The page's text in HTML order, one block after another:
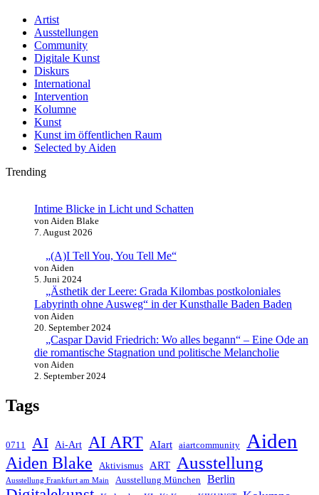
Artist
Ausstellungen
Community
Digitale Kunst
Diskurs
International
Intervention
Kolumne
Kunst
Kunst im öffentlichen Raum
Selected by Aiden
Trending
Intime Blicke in Licht und Schatten
von Aiden Blake
7. August 2026
„(A)I Tell You, You Tell Me“
von Aiden
5. Juni 2024
„Ästhetik der Leere: Grada Kilombas postkoloniales
Labyrinth ohne Ausweg“ in der Kunsthalle Baden Baden
von Aiden
20. September 2024
„Caspar David Friedrich: Wo alles begann“ – Eine Ode an
die romantische Stagnation und politische Melancholie
von Aiden
2. September 2024
Tags
0711 AI Ai-Art AI ART AIart aiartcommunity Aiden
Aiden Blake Aktivismus ART Ausstellung
Ausstellung Frankfurt am Main Ausstellung München Berlin